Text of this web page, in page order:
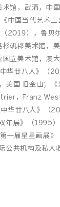
术馆，武清，
中国当代艺术
2019），鲁贝
矶郡美术馆，
立美术馆，澳
华廿八人》（
美国 旧金山；
，Franz
华廿八人》（
年展》（1995
一届星星画展
公共机构及私人